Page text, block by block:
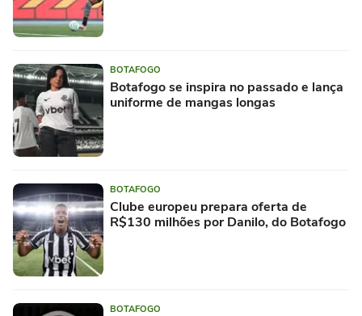
BOTAFOGO
Botafogo se inspira no passado e lança
uniforme de mangas longas
BOTAFOGO
Clube europeu prepara oferta de
R$130 milhões por Danilo, do Botafogo
BOTAFOGO